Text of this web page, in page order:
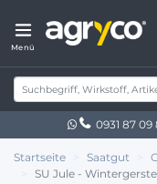
Menü
0931 87 09
Startseite Saatgut
SU Jule - Wintergerste